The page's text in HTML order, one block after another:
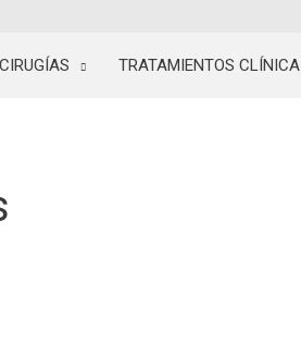
CIRUGÍAS TRATAMIENTOS CLÍNICA